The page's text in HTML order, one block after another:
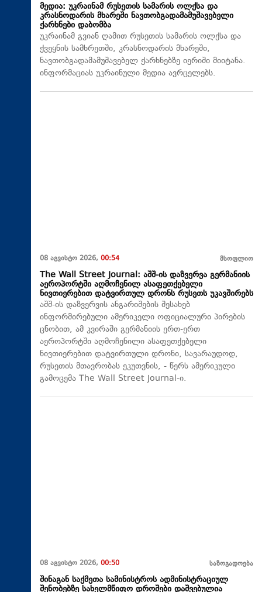
მედია: უკრაინამ რუსეთის სამარის ოლქსა და
კრასნოდარის მხარეში ნავთობგადამამუშავებელი
ქარხნები დაბომბა
უკრაინამ გვიან ღამით რუსეთის სამარის ოლქსა და
ქვეყნის სამხრეთში, კრასნოდარის მხარეში,
ნავთობგადამამუშავებელ ქარხნებზე იერიში მიიტანა.
ინფორმაციას უკრაინული მედია ავრცელებს.
08 აგვისტო 2026, 00:54 მსოფლიო
The Wall Street Journal: აშშ-ის დაზვერვა გერმანიის
აეროპორტში აღმოჩენილ ასაფეთქებელი
ნივთიერებით დატვირთულ დრონს რუსეთს უკავშირებს
აშშ-ის დაზვერვის ანგარიშების შესახებ
ინფორმირებული ამერიკელი ოფიციალური პირების
ცნობით, ამ კვირაში გერმანიის ერთ-ერთ
აეროპორტში აღმოჩენილი ასაფეთქებელი
ნივთიერებით დატვირთული დრონი, სავარაუდოდ,
რუსეთის მთავრობას ეკუთვნის, - წერს ამერიკული
გამოცემა The Wall Street Journal-ი.
08 აგვისტო 2026, 00:50 საზოგადოება
შინაგან საქმეთა სამინისტროს ადმინისტრაციულ
შენობებზე სახელმწიფო დროშები დაშვებულია